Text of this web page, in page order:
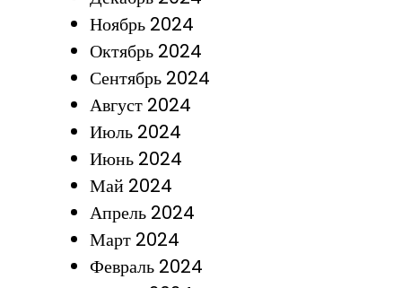
Ноябрь 2024
Октябрь 2024
Сентябрь 2024
Август 2024
Июль 2024
Июнь 2024
Май 2024
Апрель 2024
Март 2024
Февраль 2024